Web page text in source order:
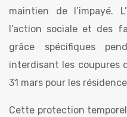
maintien de l’impayé.
l’action sociale et des
grâce spécifiques
interdisant les coupures
31 mars pour les
Cette protection